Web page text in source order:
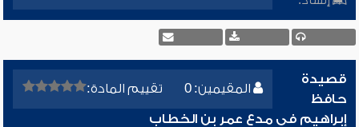
المقيمين: 0 تقييم المادة:
قصيدة
حافظ
إبراهيم في مدع عمر بن الخطاب